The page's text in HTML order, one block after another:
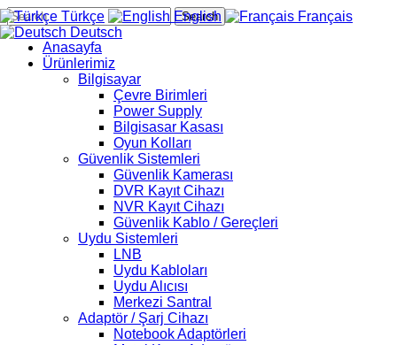
Search
Anasayfa
Ürünlerimiz
Bilgisayar
Çevre Birimleri
Power Supply
Bilgisasar Kasası
Oyun Kolları
Güvenlik Sistemleri
Güvenlik Kamerası
DVR Kayıt Cihazı
NVR Kayıt Cihazı
Güvenlik Kablo / Gereçleri
Uydu Sistemleri
LNB
Uydu Kabloları
Uydu Alıcısı
Merkezi Santral
Adaptör / Şarj Cihazı
Notebook Adaptörleri
Türkçe English
Français
Deutsch